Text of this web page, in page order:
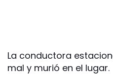
La conductora
mal y murió en el lugar.